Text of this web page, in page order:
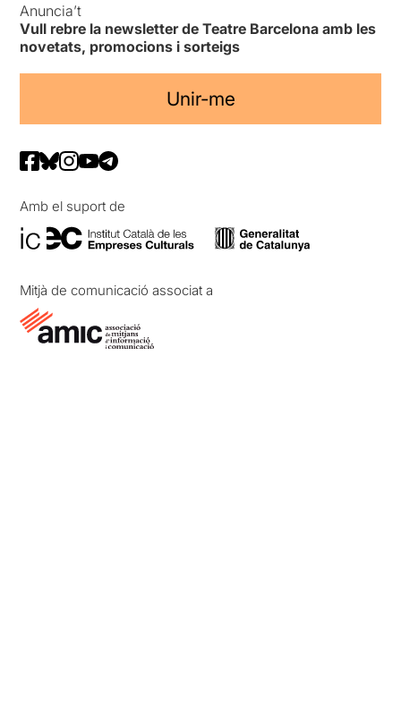
Anuncia’t
Vull rebre la newsletter de Teatre Barcelona amb les
novetats, promocions i sorteigs
Unir-me
Amb el suport de
Mitjà de comunicació associat a